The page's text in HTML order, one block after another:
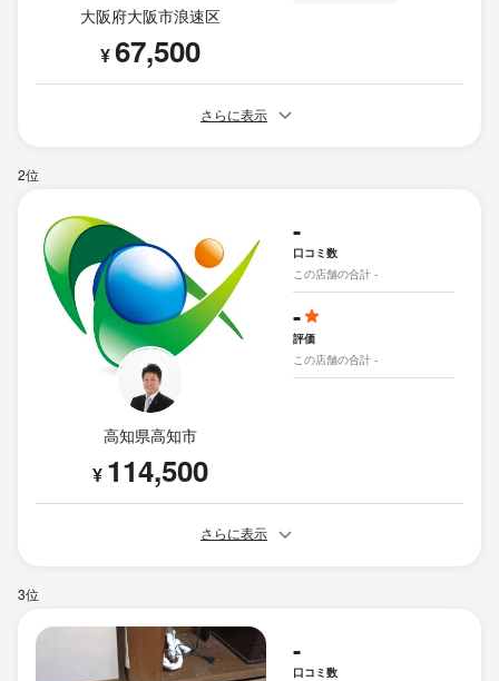
大阪府大阪市浪速区
¥67,500
さらに表示
2位
高知県高知市
¥ 114,500
-
口コミ数
この店舗の合計 -
-
評価
この店舗の合計 -
さらに表示
3位
-
口コミ数